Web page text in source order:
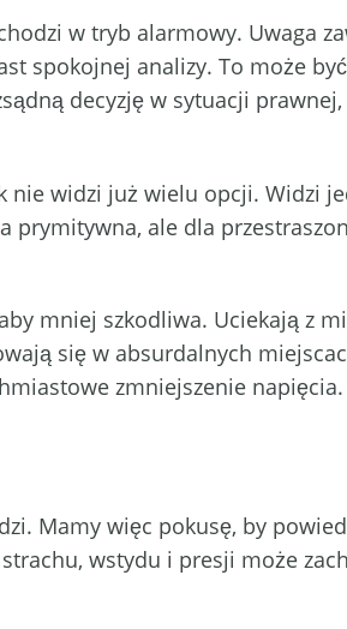
w tryb alarmowy. Uwaga
spokojnej analizy. To może
decyzję w sytuacji prawnej,
widzi już wielu opcji. Widzi
prymitywna, ale dla
mniej szkodliwa. Uciekają z
się w absurdalnych
zmniejszenie napięcia.
Mamy więc pokusę, by
wstydu i presji może